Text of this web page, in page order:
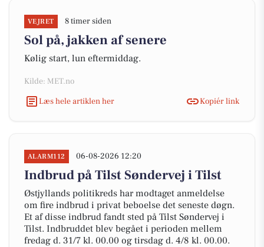
VEJRET 8 timer siden
Sol på, jakken af senere
Kølig start, lun eftermiddag.
Kilde: MET.no
Læs hele artiklen her
Kopiér link
ALARM112 06-08-2026 12:20
Indbrud på Tilst Søndervej i Tilst
Østjyllands politikreds har modtaget anmeldelse
om fire indbrud i privat beboelse det seneste døgn.
Et af disse indbrud fandt sted på Tilst Søndervej i
Tilst. Indbruddet blev begået i perioden mellem
fredag d. 31/7 kl. 00.00 og tirsdag d. 4/8 kl. 00.00.